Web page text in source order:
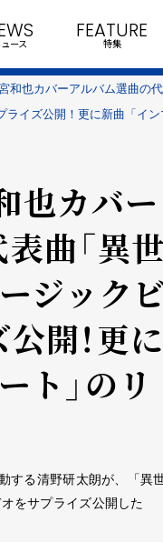
ース
FEATURE
特集
和也カバーアルバム選曲の代
ライズ公開！更に新曲「イン
也カバー
曲「異世
ジックビ
開！更に
ト」のリ
する清野研太朗が、「異
をサプライズ公開した